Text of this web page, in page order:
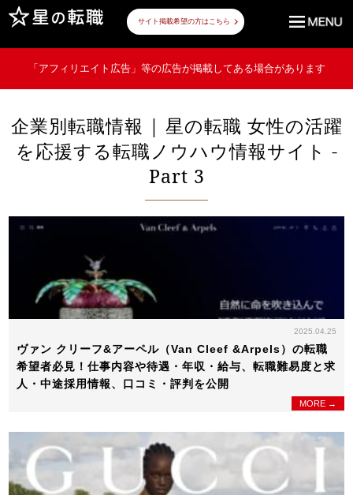
サイト掲載希望の方はこちら
「アフィリエイト広告」等の広告が掲載してある場合があります
企業別転職情報 | 星の転職 女性の活躍
を応援する転職ノウハウ情報サイト -
Part 3
2025.04.25
ヴァン クリーフ&アーペル（Van Cleef &Arpels）の転職
希望者必見！仕事内容や待遇・年収・給与、転職難易度と求
人・中途採用情報、口コミ・評判を公開
MORE →